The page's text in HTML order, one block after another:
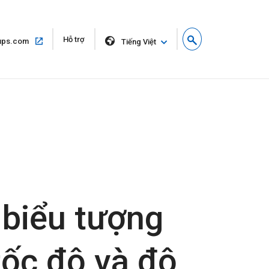
Mở
trong
Hỗ trợ
trong
Tiếng Việt
tượng